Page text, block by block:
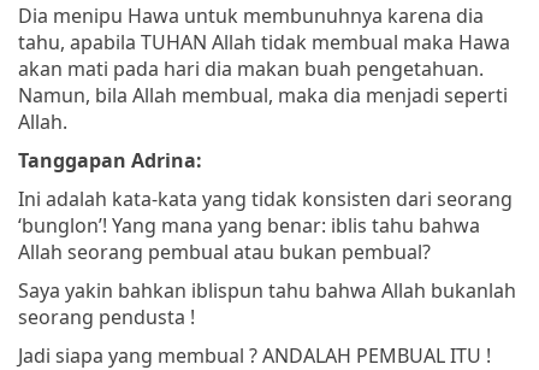
Dia menipu Hawa untuk membunuhnya karena dia
tahu, apabila TUHAN Allah tidak membual maka Hawa
akan mati pada hari dia makan buah pengetahuan.
Namun, bila Allah membual, maka dia menjadi seperti
Allah.
Tanggapan Adrina:
Ini adalah kata-kata yang tidak konsisten dari seorang
‘bunglon’! Yang mana yang benar: iblis tahu bahwa
Allah seorang pembual atau bukan pembual?
Saya yakin bahkan iblispun tahu bahwa Allah bukanlah
seorang pendusta !
Jadi siapa yang membual ? ANDALAH PEMBUAL ITU !